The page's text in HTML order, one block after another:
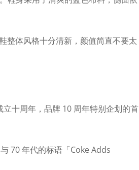
整体风格十分清新，颜值简直不要太
十周年，品牌 10 周年特别企划的首
70 年代的标语「Coke Adds